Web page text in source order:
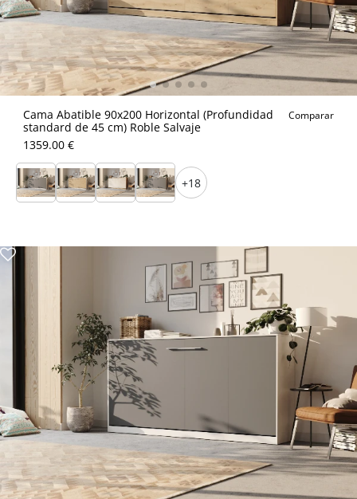
Cama Abatible 90x200 Horizontal (Profundidad
standard de 45 cm) Roble Salvaje
Comparar
1359.00 €
+18